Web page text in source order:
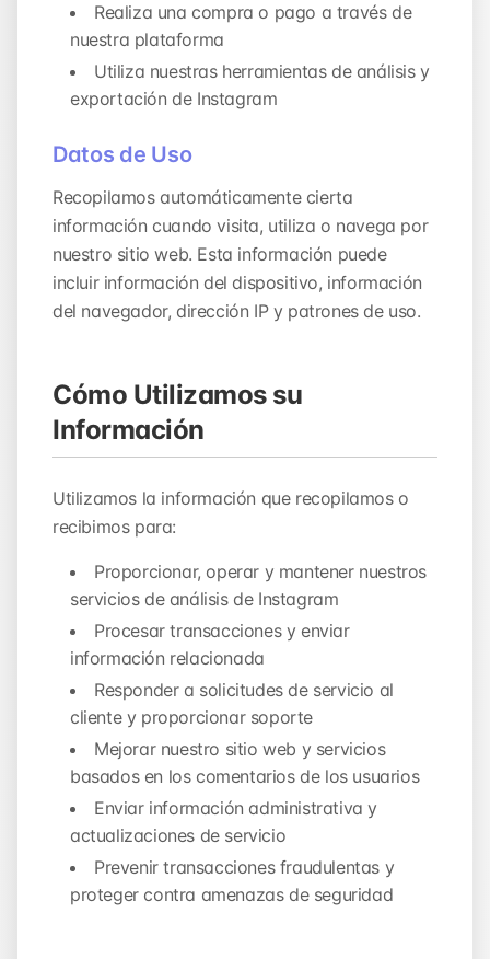
Realiza una compra o pago a través de
nuestra plataforma
Utiliza nuestras herramientas de análisis y
exportación de Instagram
Datos de Uso
Recopilamos automáticamente cierta
información cuando visita, utiliza o navega por
nuestro sitio web. Esta información puede
incluir información del dispositivo, información
del navegador, dirección IP y patrones de uso.
Cómo Utilizamos su
Información
Utilizamos la información que recopilamos o
recibimos para:
Proporcionar, operar y mantener nuestros
servicios de análisis de Instagram
Procesar transacciones y enviar
información relacionada
Responder a solicitudes de servicio al
cliente y proporcionar soporte
Mejorar nuestro sitio web y servicios
basados en los comentarios de los usuarios
Enviar información administrativa y
actualizaciones de servicio
Prevenir transacciones fraudulentas y
proteger contra amenazas de seguridad